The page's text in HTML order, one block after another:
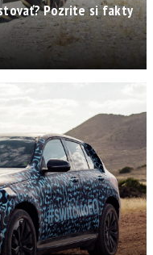
Pozrite si fakty